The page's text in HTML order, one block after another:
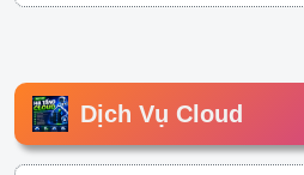
Dịch Vụ Cloud